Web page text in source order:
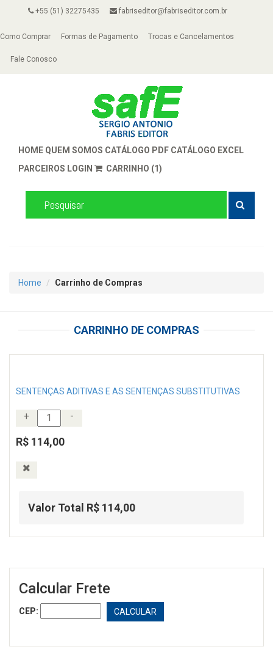
+55 (51) 32275435 fabriseditor@fabriseditor.com.br
Como Comprar Formas de Pagamento Trocas e Cancelamentos
Fale Conosco
HOME QUEM SOMOS CATÁLOGO PDF CATÁLOGO EXCEL
PARCEIROS LOGIN CARRINHO (1)
Home Carrinho de Compras
CARRINHO DE COMPRAS
SENTENÇAS ADITIVAS E AS SENTENÇAS SUBSTITUTIVAS
+ -
R$ 114,00
Valor Total R$ 114,00
Calcular Frete
CEP: CALCULAR